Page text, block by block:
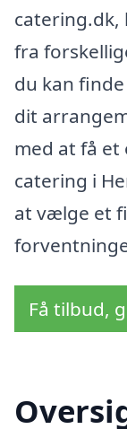
catering.dk,
fra
du kan
dit
med at få
catering i
at vælge et
Få tilbud,